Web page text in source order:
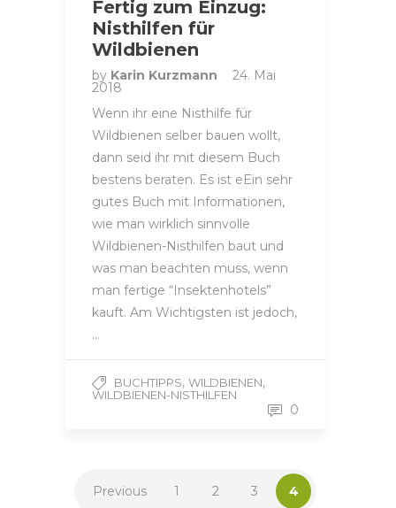
Fertig zum Einzug:
Nisthilfen für
Wildbienen
by Karin Kurzmann 24. Mai
2018
Wenn ihr eine Nisthilfe für
Wildbienen selber bauen wollt,
dann seid ihr mit diesem Buch
bestens beraten. Es ist eEin sehr
gutes Buch mit Informationen,
wie man wirklich sinnvolle
Wildbienen-Nisthilfen baut und
was man beachten muss, wenn
man fertige “Insektenhotels”
kauft. Am Wichtigsten ist jedoch,
…
BUCHTIPPS, WILDBIENEN,
WILDBIENEN-NISTHILFEN
0
Previous 1 2 3 4